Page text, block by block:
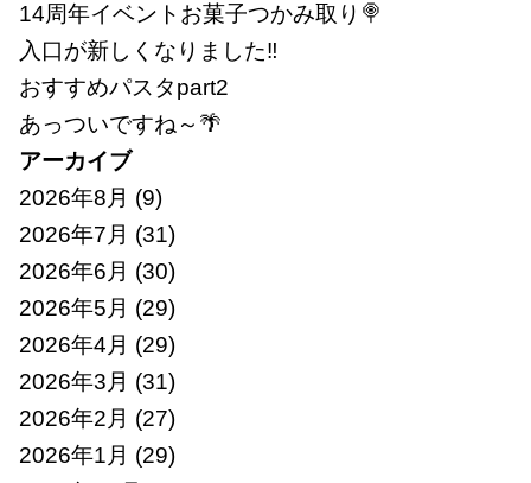
14周年イベントお菓子つかみ取り🍭
入口が新しくなりました‼
おすすめパスタpart2
あっついですね～🌴
アーカイブ
2026年8月 (9)
2026年7月 (31)
2026年6月 (30)
2026年5月 (29)
2026年4月 (29)
2026年3月 (31)
2026年2月 (27)
2026年1月 (29)